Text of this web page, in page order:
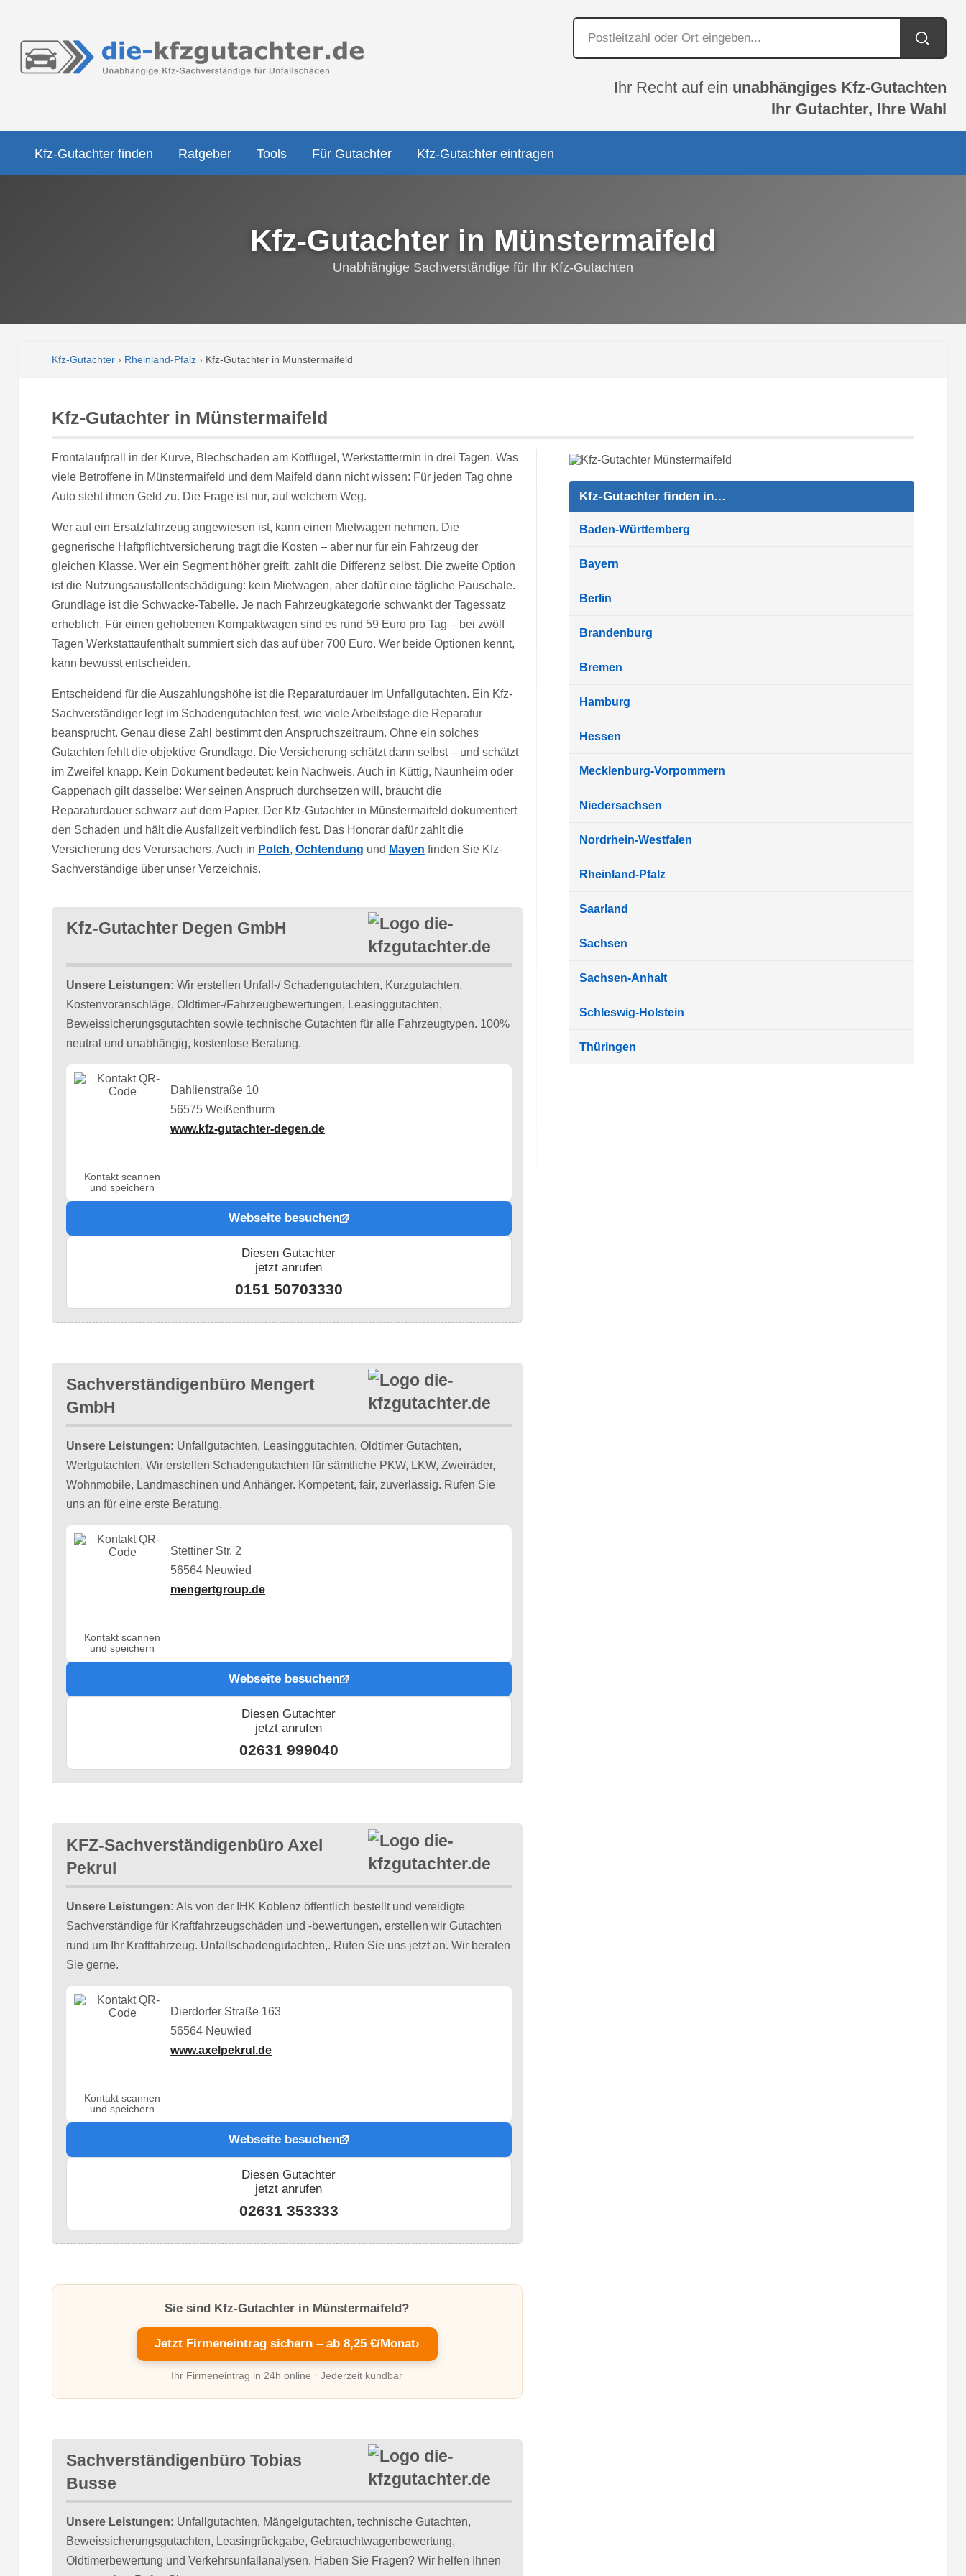
Ihr Recht auf ein unabhängiges Kfz-Gutachten
Ihr Gutachter, Ihre Wahl
Kfz-Gutachter finden Ratgeber Tools Für Gutachter Kfz-Gutachter eintragen
Kfz-Gutachter in Münstermaifeld
Unabhängige Sachverständige für Ihr Kfz-Gutachten
Kfz-Gutachter› Rheinland-Pfalz› Kfz-Gutachter in Münstermaifeld
Kfz-Gutachter in Münstermaifeld
Frontalaufprall in der Kurve, Blechschaden am Kotflügel, Werkstatttermin in drei Tagen. Was
viele Betroffene in Münstermaifeld und dem Maifeld dann nicht wissen: Für jeden Tag ohne
Auto steht ihnen Geld zu. Die Frage ist nur, auf welchem Weg.
Wer auf ein Ersatzfahrzeug angewiesen ist, kann einen Mietwagen nehmen. Die
gegnerische Haftpflichtversicherung trägt die Kosten – aber nur für ein Fahrzeug der
gleichen Klasse. Wer ein Segment höher greift, zahlt die Differenz selbst. Die zweite Option
ist die Nutzungsausfallentschädigung: kein Mietwagen, aber dafür eine tägliche Pauschale.
Grundlage ist die Schwacke-Tabelle. Je nach Fahrzeugkategorie schwankt der Tagessatz
erheblich. Für einen gehobenen Kompaktwagen sind es rund 59 Euro pro Tag – bei zwölf
Tagen Werkstattaufenthalt summiert sich das auf über 700 Euro. Wer beide Optionen kennt,
kann bewusst entscheiden.
Entscheidend für die Auszahlungshöhe ist die Reparaturdauer im Unfallgutachten. Ein Kfz-
Sachverständiger legt im Schadengutachten fest, wie viele Arbeitstage die Reparatur
beansprucht. Genau diese Zahl bestimmt den Anspruchszeitraum. Ohne ein solches
Gutachten fehlt die objektive Grundlage. Die Versicherung schätzt dann selbst – und schätzt
im Zweifel knapp. Kein Dokument bedeutet: kein Nachweis. Auch in Küttig, Naunheim oder
Gappenach gilt dasselbe: Wer seinen Anspruch durchsetzen will, braucht die
Reparaturdauer schwarz auf dem Papier. Der Kfz-Gutachter in Münstermaifeld dokumentiert
den Schaden und hält die Ausfallzeit verbindlich fest. Das Honorar dafür zahlt die
Versicherung des Verursachers. Auch in Polch, Ochtendung und Mayen finden Sie Kfz-
Sachverständige über unser Verzeichnis.
Kfz-Gutachter Degen GmbH
Unsere Leistungen: Wir erstellen Unfall-/ Schadengutachten, Kurzgutachten,
Kostenvoranschläge, Oldtimer-/Fahrzeugbewertungen, Leasinggutachten,
Beweissicherungsgutachten sowie technische Gutachten für alle Fahrzeugtypen. 100%
neutral und unabhängig, kostenlose Beratung.
Kontakt scannen
und speichern
Dahlienstraße 10
56575 Weißenthurm
www.kfz-gutachter-degen.de
Webseite besuchen
Diesen Gutachter
jetzt anrufen
0151 50703330
Sachverständigenbüro Mengert
GmbH
Unsere Leistungen: Unfallgutachten, Leasinggutachten, Oldtimer Gutachten,
Wertgutachten. Wir erstellen Schadengutachten für sämtliche PKW, LKW, Zweiräder,
Wohnmobile, Landmaschinen und Anhänger. Kompetent, fair, zuverlässig. Rufen Sie
uns an für eine erste Beratung.
Kontakt scannen
und speichern
Stettiner Str. 2
56564 Neuwied
mengertgroup.de
Webseite besuchen
Diesen Gutachter
jetzt anrufen
02631 999040
KFZ-Sachverständigenbüro Axel
Pekrul
Unsere Leistungen: Als von der IHK Koblenz öffentlich bestellt und vereidigte
Sachverständige für Kraftfahrzeugschäden und -bewertungen, erstellen wir Gutachten
rund um Ihr Kraftfahrzeug. Unfallschadengutachten,. Rufen Sie uns jetzt an. Wir beraten
Sie gerne.
Kontakt scannen
und speichern
Dierdorfer Straße 163
56564 Neuwied
www.axelpekrul.de
Webseite besuchen
Diesen Gutachter
jetzt anrufen
02631 353333
Sie sind Kfz-Gutachter in Münstermaifeld?
Jetzt Firmeneintrag sichern – ab 8,25 €/Monat›
Ihr Firmeneintrag in 24h online · Jederzeit kündbar
Sachverständigenbüro Tobias
Busse
Unsere Leistungen: Unfallgutachten, Mängelgutachten, technische Gutachten,
Beweissicherungsgutachten, Leasingrückgabe, Gebrauchtwagenbewertung,
Oldtimerbewertung und Verkehrsunfallanalysen. Haben Sie Fragen? Wir helfen Ihnen
Kfz-Gutachter finden in…
Baden-Württemberg
Bayern
Berlin
Brandenburg
Bremen
Hamburg
Hessen
Mecklenburg-Vorpommern
Niedersachsen
Nordrhein-Westfalen
Rheinland-Pfalz
Saarland
Sachsen
Sachsen-Anhalt
Schleswig-Holstein
Thüringen